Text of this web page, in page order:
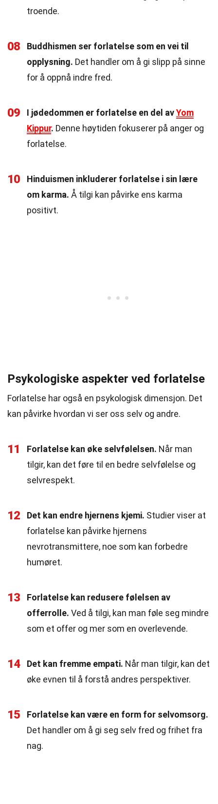
troende.
08
Buddhismen ser forlatelse som en vei til
opplysning. Det handler om å gi slipp på sinne
for å oppnå indre fred.
09 I jødedommen er forlatelse en del avYom
Kippur. Denne høytiden fokuserer på anger og
forlatelse.
10
Hinduismen inkluderer forlatelse i sin lære
om karma. Å tilgi kan påvirke ens karma
positivt.
Psykologiske aspekter ved forlatelse
Forlatelse har også en psykologisk dimensjon. Det
kan påvirke hvordan vi ser oss selv og andre.
11 Forlatelse kan øke selvfølelsen. Når man
tilgir, kan det føre til en bedre selvfølelse og
selvrespekt.
12 Det kan endre hjernens kjemi. Studier viser at
forlatelse kan påvirke hjernens
nevrotransmittere, noe som kan forbedre
humøret.
13
Forlatelse kan redusere følelsen av
offerrolle. Ved å tilgi, kan man føle seg mindre
som et offer og mer som en overlevende.
14 Det kan fremme empati. Når man tilgir, kan det
øke evnen til å forstå andres perspektiver.
15
Forlatelse kan være en form for selvomsorg.
Det handler om å gi seg selv fred og frihet fra
nag.